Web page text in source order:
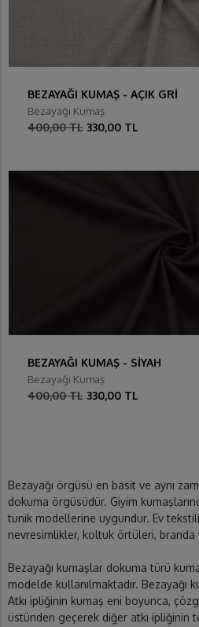
BEZAYAĞI KUMAŞ - AÇIK GRİ
Bezayağı Kumaş
400,00 TL 330,00 TL
BEZAYAĞI KUMAŞ - SİYAH
Bezayağı Kumaş
400,00 TL 330,00 TL
Bezayağı örgüsü en basit ve aynı
dokuma örgüsüdür. Giyim
tunik modellerine uygundur. Ev
nevresimlikler, koltuk örtüleri, branda
Bezayağı kumaşlar dokuma türü
modelde kullanılmaktadır. Bezayağı
Atkı ipliğinin kumaş eni boyunca,
üstünden geçerek diğer atkı ipliğinin